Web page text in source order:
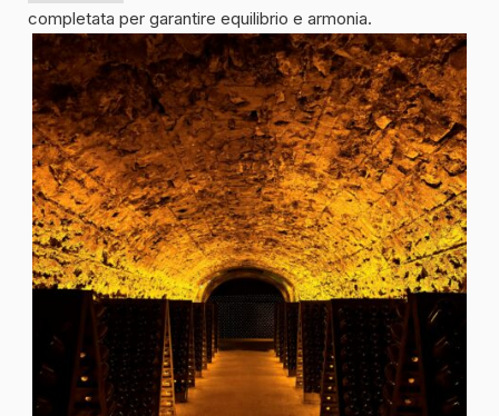
completata per garantire equilibrio e armonia.